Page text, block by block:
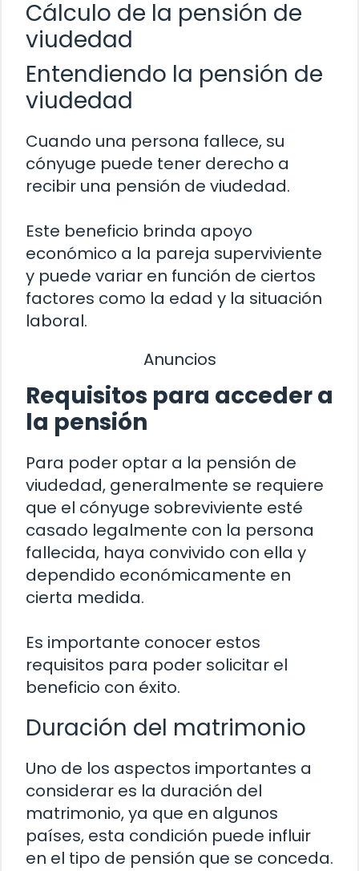
Cálculo de la pensión de
viudedad
Entendiendo la pensión de
viudedad
Cuando una persona fallece, su
cónyuge puede tener derecho a
recibir una pensión de viudedad.
Este beneficio brinda apoyo
económico a la pareja superviviente
y puede variar en función de ciertos
factores como la edad y la situación
laboral.
Anuncios
Requisitos para acceder a
la pensión
Para poder optar a la pensión de
viudedad, generalmente se requiere
que el cónyuge sobreviviente esté
casado legalmente con la persona
fallecida, haya convivido con ella y
dependido económicamente en
cierta medida.
Es importante conocer estos
requisitos para poder solicitar el
beneficio con éxito.
Duración del matrimonio
Uno de los aspectos importantes a
considerar es la duración del
matrimonio, ya que en algunos
países, esta condición puede influir
en el tipo de pensión que se conceda.